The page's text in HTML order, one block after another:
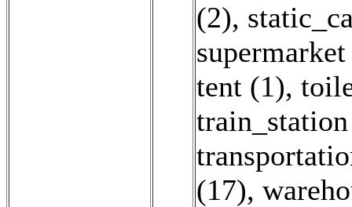
(2),
tent (1),
(17),